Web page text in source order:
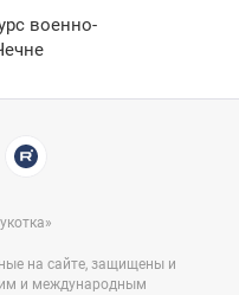
военно-
на сайте, защищены и
и международным